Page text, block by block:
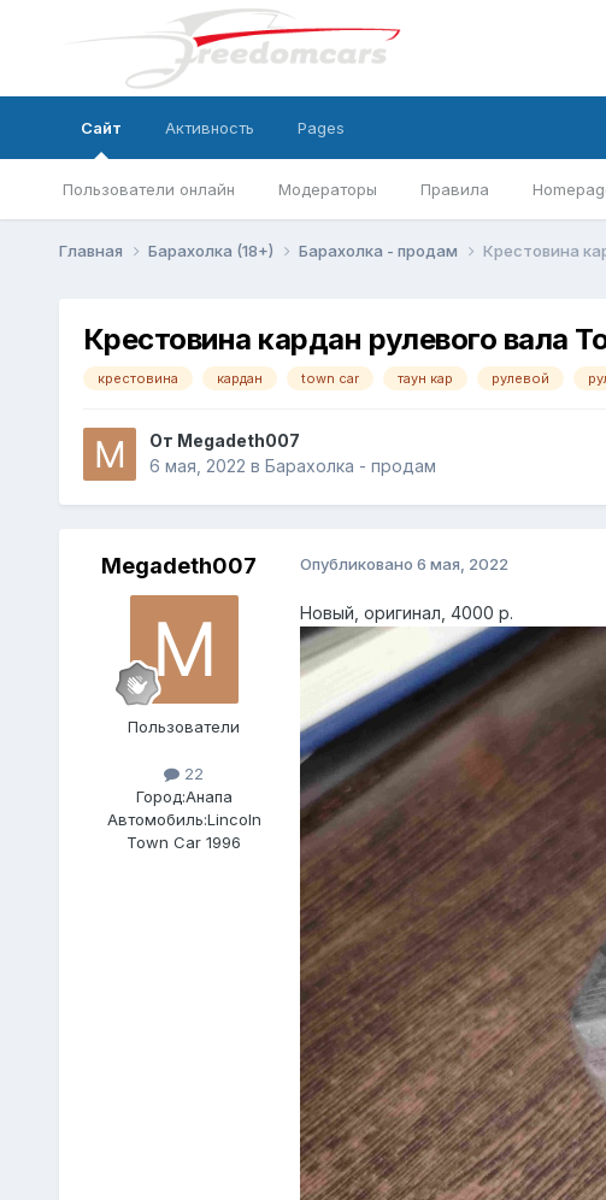
Сайт
Пользователи онлайн Модераторы Правила
Активность Pages
Главная Барахолка (18+) Барахолка - продам Крестовина
Крестовина кардан рулевого вала
крестовина кардан town car таун кар рулевой
От Megadeth007
6 мая, 2022 в Барахолка - продам
Megadeth007
Пользователи
22
Город:Анапа
Автомобиль:Lincoln
Town Car 1996
Опубликовано 6 мая, 2022
Новый, оригинал, 4000 р.